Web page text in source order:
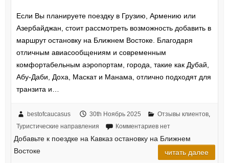
Если Вы планируете поездку в Грузию, Армению или
Азербайджан, стоит рассмотреть возможность добавить в
маршрут остановку на Ближнем Востоке. Благодаря
отличным авиасообщениям и современным
комфортабельным аэропортам, города, такие как Дубай,
Абу-Даби, Доха, Маскат и Манама, отлично подходят для
транзита и…
bestofcaucasus 30th Ноябрь 2025 Отзывы клиентов,
Туристические направления
Комментариев нет
Добавьте к поездке на Кавказ остановку на Ближнем
Востоке
читать далее